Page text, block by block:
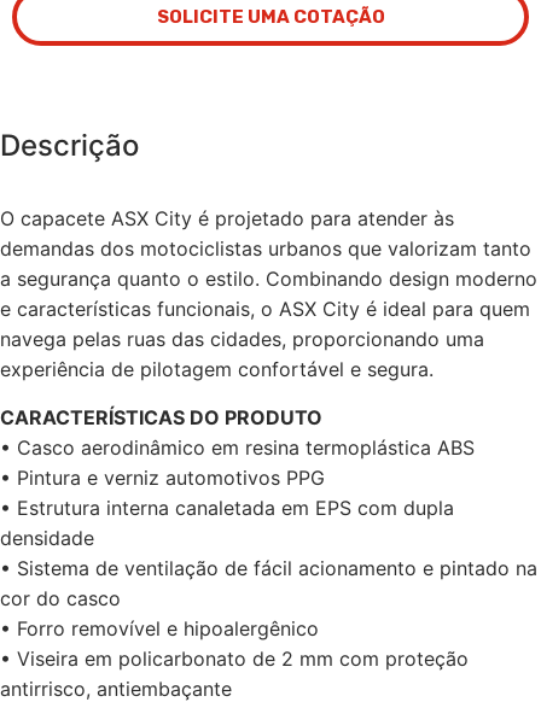
SOLICITE UMA COTAÇÃO
Descrição
O capacete ASX City é projetado para atender às
demandas dos motociclistas urbanos que valorizam tanto
a segurança quanto o estilo. Combinando design moderno
e características funcionais, o ASX City é ideal para quem
navega pelas ruas das cidades, proporcionando uma
experiência de pilotagem confortável e segura.
CARACTERÍSTICAS DO PRODUTO
• Casco aerodinâmico em resina termoplástica ABS
• Pintura e verniz automotivos PPG
• Estrutura interna canaletada em EPS com dupla
densidade
• Sistema de ventilação de fácil acionamento e pintado na
cor do casco
• Forro removível e hipoalergênico
• Viseira em policarbonato de 2 mm com proteção
antirrisco, antiembaçante